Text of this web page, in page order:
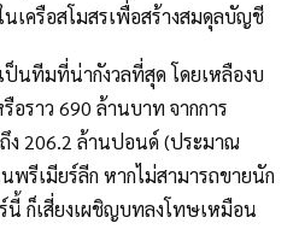
เครือสโมสรเพื่อสร้างสมดุลบัญชี
นทีมที่น่ากังวลที่สุด โดยเหลืองบ
ราว 690 ล้านบาท จากการ
ง 206.2 ล้านปอนด์ (ประมาณ
พรีเมียร์ลีก หากไม่สามารถขายนัก
นี้ ก็เสี่ยงเผชิญบทลงโทษเหมือน